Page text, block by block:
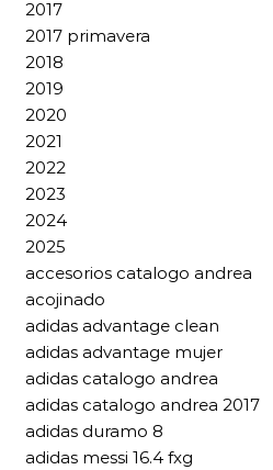
2017
2017 primavera
2018
2019
2020
2021
2022
2023
2024
2025
accesorios catalogo andrea
acojinado
adidas advantage clean
adidas advantage mujer
adidas catalogo andrea
adidas catalogo andrea 2017
adidas duramo 8
adidas messi 16.4 fxg